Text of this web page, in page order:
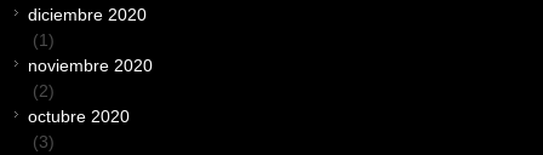
diciembre 2020
(1)
noviembre 2020
(2)
octubre 2020
(3)